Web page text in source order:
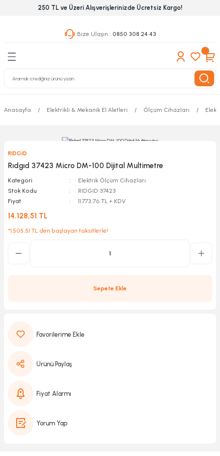
250 TL ve Üzeri Alışverişlerinizde Ücretsiz Kargo!
Bize Ulaşın : 0850 308 24 43
Geri Dön
Geri Dön
& Nalburiye
Grubu
ve Bisiklet
Geri Dön
Anasayfa Elektrikli & Mekanik El Aletleri Ölçüm Cihazları
RIDGID
Rıdgıd 37423 Micro DM-100 Dijital Multimetre
Kategori
Elektrik Ölçüm Cihazları
Stok Kodu
RIDGID 37423
Fiyat
11.773,76 TL + KDV
14.128,51 TL
*1.505,51 TL den başlayan taksitlerle!
Sepete Ekle
Ürünü Paylaş
Fiyat Alarmı
Yorum Yap